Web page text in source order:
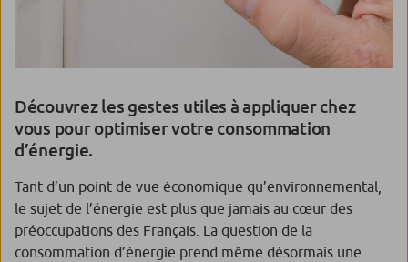
Découvrez les gestes utiles à appliquer chez
vous pour optimiser votre consommation
d’énergie.
Tant d’un point de vue économique qu’environnemental,
le sujet de l’énergie est plus que jamais au cœur des
préoccupations des Français. La question de la
consommation d’énergie prend même désormais une